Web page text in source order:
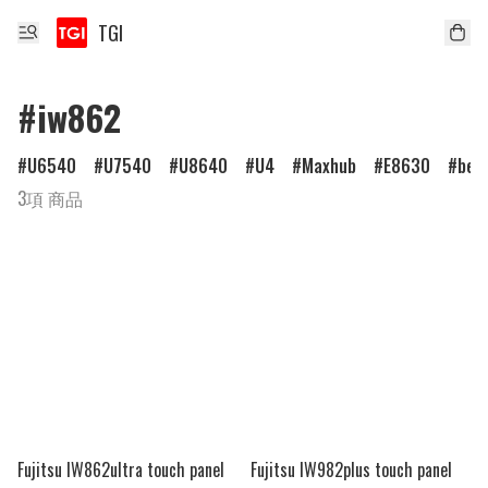
TGI
#iw862
U6540 U7540 U8640 U4 Maxhub E8630
3項 商品
Fujitsu IW862ultra touch panel Fujitsu IW982plus touch panel